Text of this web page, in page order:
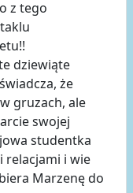
z tego
dziewiąte
że
gruzach, ale
swojej
studentka
relacjami i wie
Marzenę do